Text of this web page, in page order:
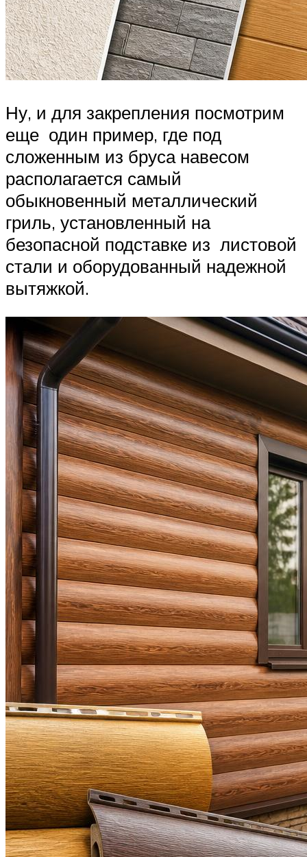
Ну, и для закрепления посмотрим
еще один пример, где под
сложенным из бруса навесом
располагается самый
обыкновенный металлический
гриль, установленный на
безопасной подставке из листовой
стали и оборудованный надежной
вытяжкой.